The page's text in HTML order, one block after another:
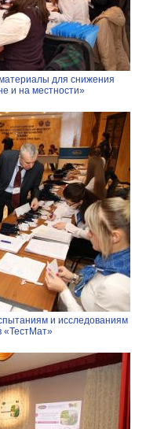
для снижения
и на местности»
и исследованиям
«ТестМат»